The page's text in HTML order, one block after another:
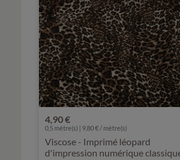
4,90 €
0,5 mètre(s) | 9,80 € / mètre(s)
Viscose - Imprimé léopard
d'impression numérique